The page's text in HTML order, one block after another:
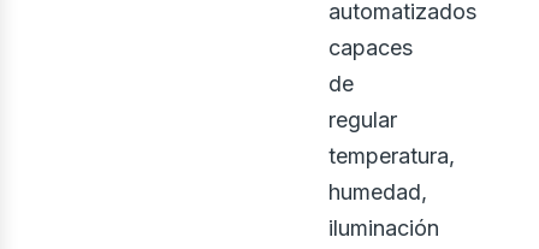
automatizados
capaces
de
regular
temperatura,
humedad,
iluminación